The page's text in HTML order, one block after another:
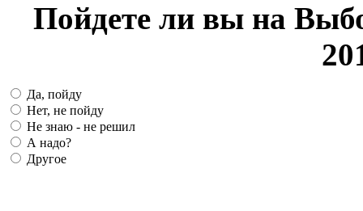
Пойдете ли вы на
Да, пойду
Нет, не пойду
Не знаю - не решил
А надо?
Другое